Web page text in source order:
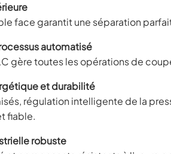
face garantit une séparation
automatisé
gère toutes les opérations de
et durabilité
régulation intelligente de la
fiable.
robuste